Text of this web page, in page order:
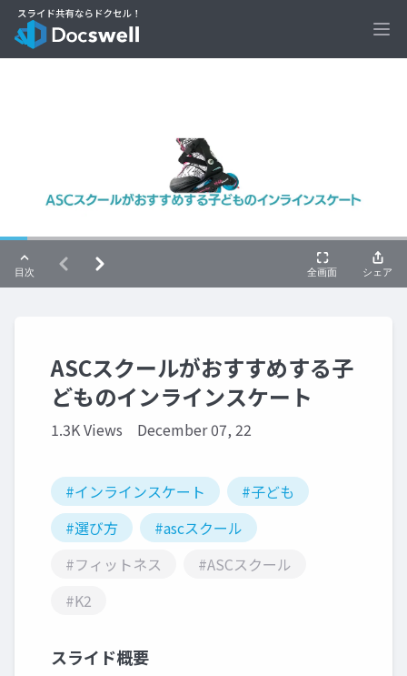
ASCスクールがおすすめする子
どものインラインスケート
1.3K Views December 07, 22
#インラインスケート
#子ども
#選び方
#ascスクール
#フィットネス
#ASCスクール
#K2
スライド概要